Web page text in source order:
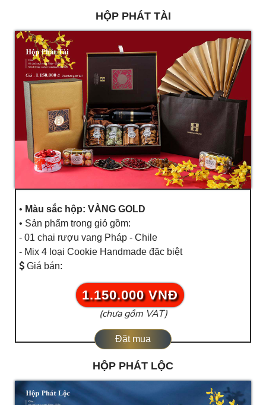
HỘP PHÁT TÀI
• Màu sắc hộp: VÀNG GOLD
• Sản phẩm trong giỏ gồm:
- 01 chai rượu vang Pháp - Chile
- Mix 4 loại Cookie Handmade đặc biệt
Giá bán:
1.150.000 VNĐ
(chưa gồm VAT)
Đặt mua
HỘP PHÁT LỘC